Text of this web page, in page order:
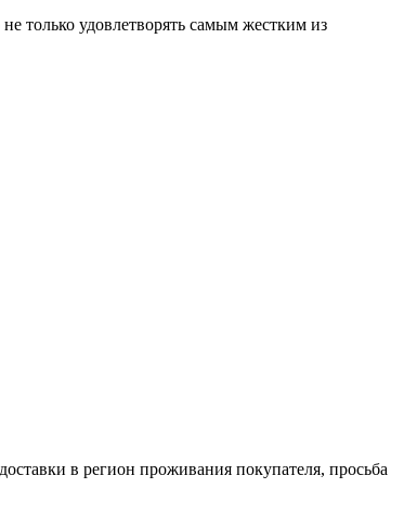
только удовлетворять самым жестким из
в регион проживания покупателя, просьба